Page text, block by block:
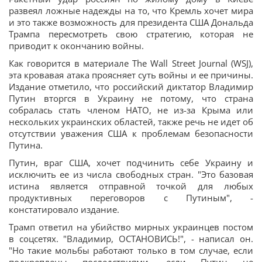
развеял ложные надежды на то, что Кремль хочет мира
и это также возможность для президента США Дональда
Трампа пересмотреть свою стратегию, которая не
приводит к окончанию войны.
Как говорится в материале The Wall Street Journal (WSJ),
эта кровавая атака проясняет суть войны и ее причины.
Издание отметило, что российский диктатор Владимир
Путин вторгся в Украину не потому, что страна
собралась стать членом НАТО, не из-за Крыма или
нескольких украинских областей, также речь не идет об
отсутствии уважения США к проблемам безопасности
Путина.
Путин, враг США, хочет подчинить себе Украину и
исключить ее из числа свободных стран. "Это базовая
истина является отправной точкой для любых
продуктивных переговоров с Путиным", -
констатировало издание.
Трамп ответил на убийство мирных украинцев постом
в соцсетях. "Владимир, ОСТАНОВИСЬ!", - написал он.
"Но такие мольбы работают только в том случае, если